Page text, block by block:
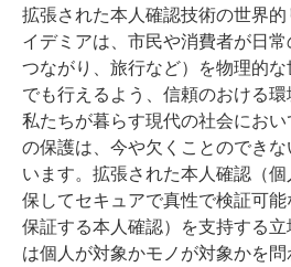
拡張された本人確認技術の世界
イデミアは、市民や消費者が日常
つながり、旅行など）を物理的
でも行えるよう、信頼のおける環
私たちが暮らす現代の社会にお
の保護は、今や欠くことのでき
います。拡張された本人確認（
保してセキュアで真性で検証可
保証する本人確認）を支持する
は個人が対象かモノが対象かを